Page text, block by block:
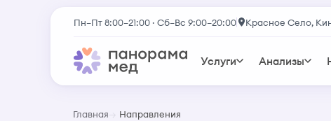
Пн–Пт 8:00–21:00 · Сб–Вс 9:00–20:00 Красное Село,
Услуги Анализы
Главная Направления